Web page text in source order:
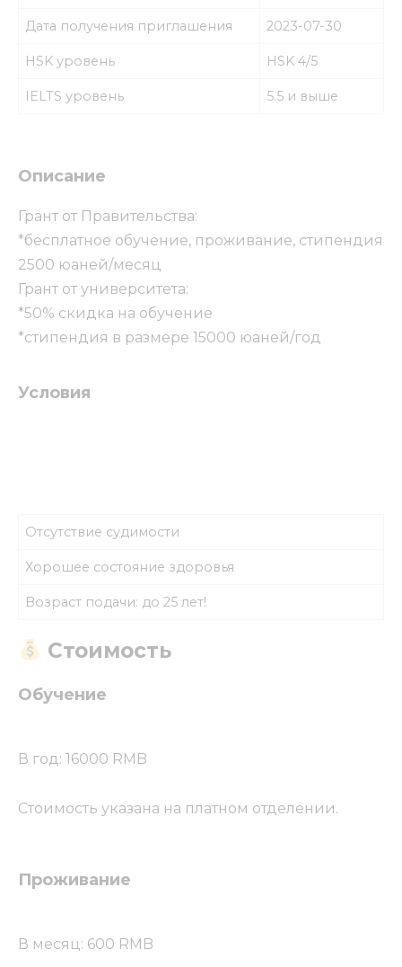
Дата получения приглашения 2023-07-30
HSK уровень HSK 4/5
IELTS уровень 5.5 и выше
Описание
Грант от Правительства:
*бесплатное обучение, проживание, стипендия
2500 юаней/месяц
Грант от университета:
*50% скидка на обучение
*стипендия в размере 15000 юаней/год
Условия
Отсутствие судимости
Хорошее состояние здоровья
Возраст подачи: до 25 лет!
Стоимость
Обучение
В год: 16000 RMB
Стоимость указана на платном отделении.
Проживание
В месяц: 600 RMB